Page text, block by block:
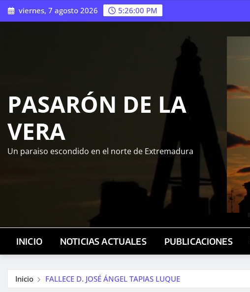
Saltar
al
viernes, 7 agosto 2026 5:26:01 PM
PASARÓN DE LA
VERA
Un paraiso escondido en el norte de Extremadura
INICIO NOTICIAS ACTUALES PUBLICACIONES
Inicio FALLECE D. JOSÉ ÁNGEL TAPIAS LUQUE